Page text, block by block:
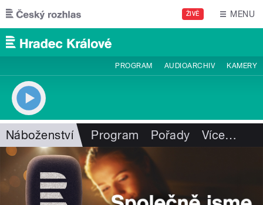
Přejít k hlavnímu obsahu
ŽIVĚ MENU
PROGRAM AUDIOARCHIV KAMERY
Náboženství Program Pořady Více…